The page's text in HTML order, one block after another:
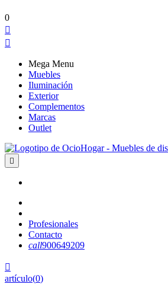
0


Mega Menu
Muebles
Iluminación
Exterior
Complementos
Marcas
Outlet

Profesionales
Contacto
call900649209

artículo(0)